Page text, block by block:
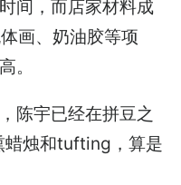
间，而店家材料成
画、奶油胶等项
。
陈宇已经在拼豆之
蜡烛和tufting，算是